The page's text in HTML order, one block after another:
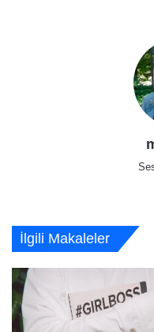
İlgili Makaleler